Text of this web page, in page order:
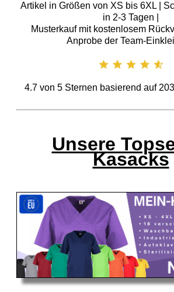
Artikel in Größen von XS bis 6XL |
in 2-3 Tagen |
Musterkauf mit kostenlosem
Anprobe der Team-
4.7von 5Sternen basierend auf
Unsere
Kasacks